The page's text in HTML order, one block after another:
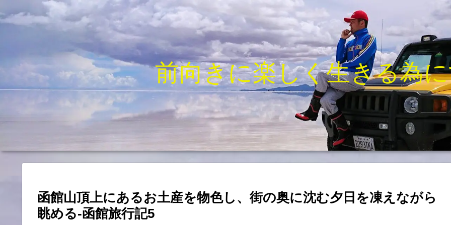
前向きに楽しく生きる為
函館山頂上にあるお土産を物色し、街の奥に沈む夕日を凍えながら
眺める-函館旅行記5